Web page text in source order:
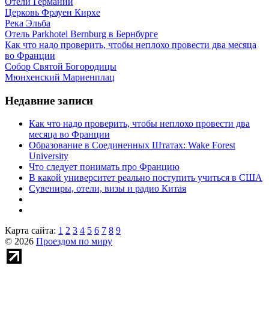
Церковь Фрауен Кирхе
Река Эльба
Отель Parkhotel Bernburg в Бернбурге
Как что надо проверить, чтобы неплохо провести два месяца
во Франции
Собор Святой Богородицы
Мюнхенский Мариенплац
Недавние записи
Как что надо проверить, чтобы неплохо провести два
месяца во Франции
Образование в Соединенных Штатах: Wake Forest
University
Что следует понимать про Францию
В какой университет реально поступить учиться в США
Сувениры, отели, визы и радио Китая
Карта сайта: 1 2 3 4 5 6 7 8 9
© 2026 Проездом по миру